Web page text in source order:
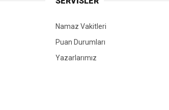
Namaz Vakitleri
Puan Durumları
Yazarlarımız